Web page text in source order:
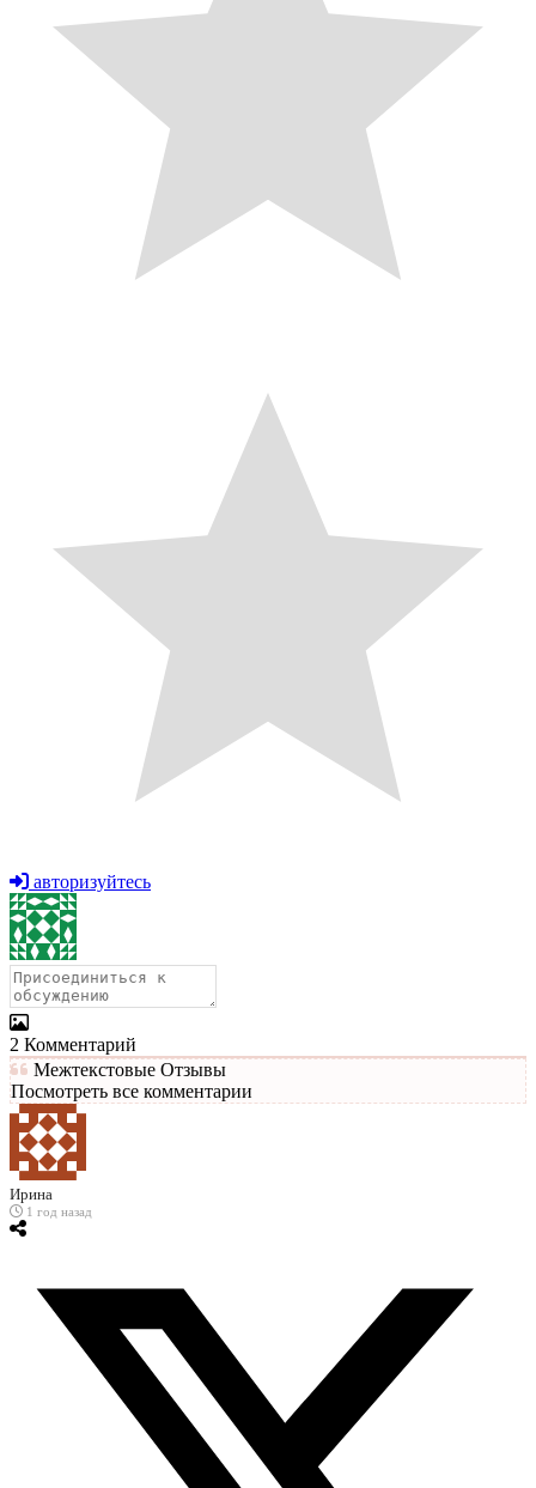
авторизуйтесь
2 Комментарий
Межтекстовые Отзывы
Посмотреть все комментарии
Ирина
1 год назад